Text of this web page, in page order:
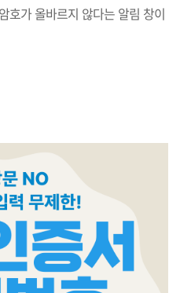
호가 올바르지 않다는 알림 창이